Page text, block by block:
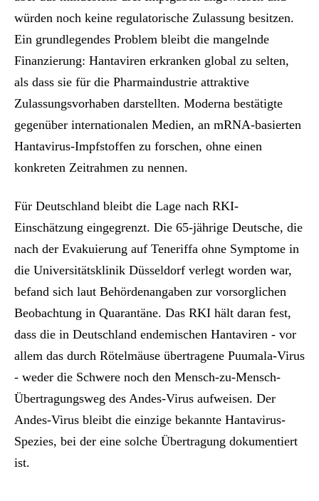
würden noch keine regulatorische Zulassung besitzen.
Ein grundlegendes Problem bleibt die mangelnde
Finanzierung: Hantaviren erkranken global zu selten,
als dass sie für die Pharmaindustrie attraktive
Zulassungsvorhaben darstellten. Moderna bestätigte
gegenüber internationalen Medien, an mRNA-basierten
Hantavirus-Impfstoffen zu forschen, ohne einen
konkreten Zeitrahmen zu nennen.
Für Deutschland bleibt die Lage nach RKI-
Einschätzung eingegrenzt. Die 65-jährige Deutsche, die
nach der Evakuierung auf Teneriffa ohne Symptome in
die Universitätsklinik Düsseldorf verlegt worden war,
befand sich laut Behördenangaben zur vorsorglichen
Beobachtung in Quarantäne. Das RKI hält daran fest,
dass die in Deutschland endemischen Hantaviren - vor
allem das durch Rötelmäuse übertragene Puumala-Virus
- weder die Schwere noch den Mensch-zu-Mensch-
Übertragungsweg des Andes-Virus aufweisen. Der
Andes-Virus bleibt die einzige bekannte Hantavirus-
Spezies, bei der eine solche Übertragung dokumentiert
ist.